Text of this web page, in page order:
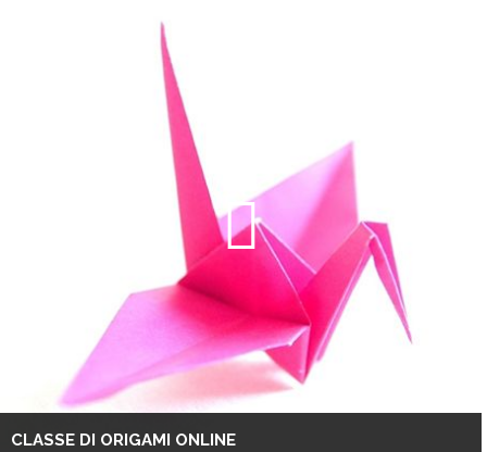
CLASSE DI ORIGAMI ONLINE